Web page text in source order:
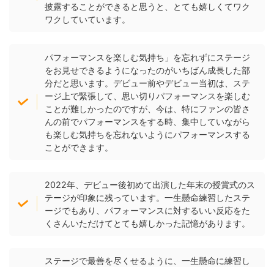
披露することができると思うと、とても嬉しくてワク
ワクしていています。
パフォーマンスを楽しむ気持ち」を忘れずにステージ
をお見せできるようになったのがいちばん成長した部
分だと思います。デビュー前やデビュー当初は、ステ
ージ上で緊張して、思い切りパフォーマンスを楽しむ
ことが難しかったのですが、今は、特にファンの皆さ
んの前でパフォーマンスをする時、集中していながら
も楽しむ気持ちを忘れないようにパフォーマンスする
ことができます。
2022年、デビュー後初めて出演した年末の授賞式のス
テージが印象に残っています。一生懸命練習したステ
ージでもあり、パフォーマンスに対するいい反応をた
くさんいただけてとても嬉しかった記憶があります。
ステージで最善を尽くせるように、一生懸命に練習し